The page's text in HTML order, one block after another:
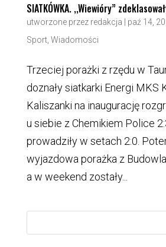
SIATKÓWKA. ,,Wiewióry”
utworzone przez redakcja paź 14,
Sport, Wiadomości
Trzeciej porażki z rzędu w
doznały siatkarki Energi MKS
Kaliszanki na inaugurację
u siebie z Chemikiem Police
prowadziły w setach 2:0.
wyjazdowa porażka z
a w weekend zostały...